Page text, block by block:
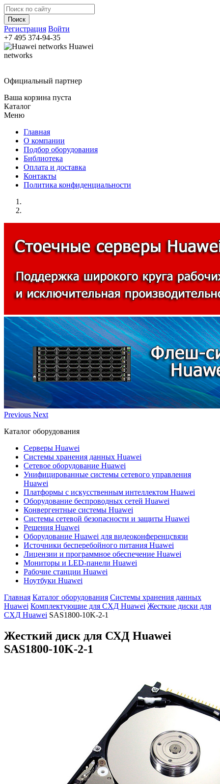
Регистрация Войти
+7 495 374-94-35
Huawei
networks
Официальный партнер
Ваша корзина пуста
Каталог
Меню
Главная
О компании
Подбор оборудования
Библиотека
Оплата и доставка
Контакты
Политика конфиденциальности
Previous Next
Каталог оборудования
Серверы Huawei
Системы хранения данных Huawei
Сетевое оборудование Huawei
Унифицированные системы сетевого управления
Huawei
Платформы с искусственным интеллектом Huawei
Оборудование беспроводных сетей Huawei
Конвергентные системы Huawei
Системы сетевой безопасности и защиты Huawei
Решения Huawei
Оборудование Huawei для видеоконференцсвязи
Источники бесперебойного питания Huawei
Лицензии и программное обеспечение Huawei
Мониторы и LED-панели Huawei
Рабочие станции Huawei
Ноутбуки Huawei
Главная Каталог оборудования Системы хранения данных
Huawei Комплектующие для СХД Huawei Жесткие диски для
СХД Huawei SAS1800-10K-2-1
Жесткий диск для СХД Huawei
SAS1800-10K-2-1